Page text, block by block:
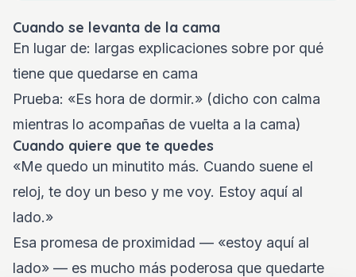
Cuando se levanta de la cama
En lugar de: largas explicaciones sobre por qué
tiene que quedarse en cama
Prueba: «Es hora de dormir.» (dicho con calma
mientras lo acompañas de vuelta a la cama)
Cuando quiere que te quedes
«Me quedo un minutito más. Cuando suene el
reloj, te doy un beso y me voy. Estoy aquí al
lado.»
Esa promesa de proximidad — «estoy aquí al
lado» — es mucho más poderosa que quedarte